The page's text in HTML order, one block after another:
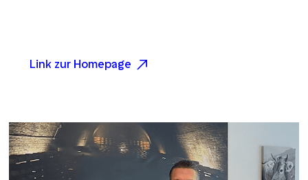
Link zur Homepage